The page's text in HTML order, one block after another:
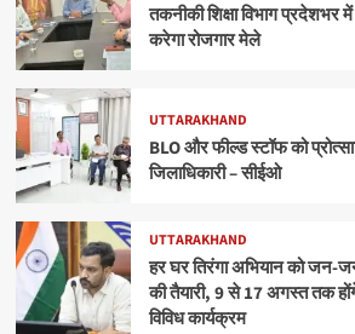
तकनीकी शिक्षा विभाग प्रदेशभर
करेगा रोजगार मेले
UTTARAKHAND
BLO और फील्ड स्टॉफ को
जिलाधिकारी – सीईओ
UTTARAKHAND
हर घर तिरंगा अभियान को जन-
की तैयारी, 9 से 17 अगस्त तक
विविध कार्यक्रम